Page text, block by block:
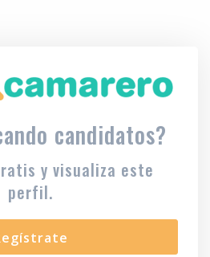
candidatos?
y visualiza este
perfil.